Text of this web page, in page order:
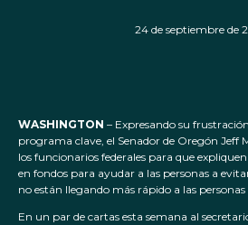
24 de septiembre de
WASHINGTON – Expresando su
programa clave, el Senador de Oregón Jeff
los funcionarios federales para que
en fondos para ayudar a las personas a
no están llegando más rápido a las personas
En un par de cartas esta semana al